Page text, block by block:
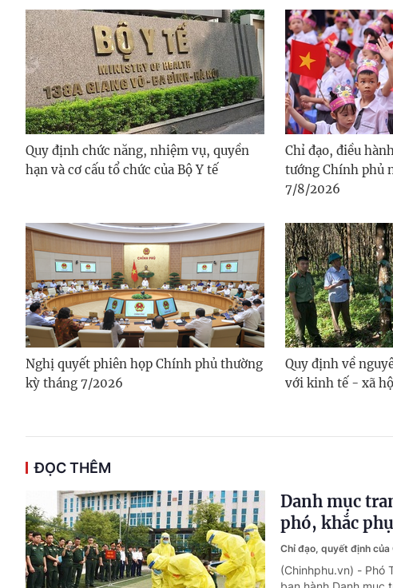
Quy định chức năng, nhiệm vụ, quyền
hạn và cơ cấu tổ chức của Bộ Y tế
Chỉ đạo, điều
tướng Chính phủ
7/8/2026
Nghị quyết phiên họp Chính phủ thường
kỳ tháng 7/2026
Quy định về
với kinh tế - xã
ĐỌC THÊM
Danh mục
phó, khắc
Chỉ đạo, quyết định
(Chinhphu.vn) - Phó